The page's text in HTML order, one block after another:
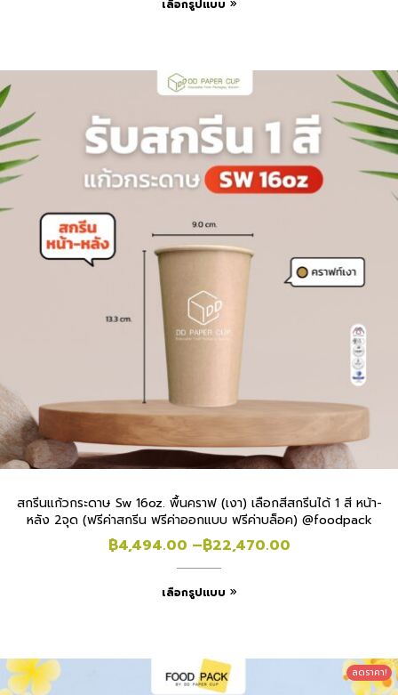
เลือกรูปแบบ
สกรีนแก้วกระดาษ Sw 16oz. พื้นคราฟ (เงา) เลือกสีสกรีนได้ 1 สี หน้า-
หลัง 2จุด (ฟรีค่าสกรีน ฟรีค่าออกแบบ ฟรีค่าบล็อค) @foodpack
฿4,494.00 –฿22,470.00
เลือกรูปแบบ
ลดราคา!